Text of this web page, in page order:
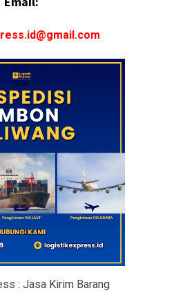
: Jasa Kirim Barang